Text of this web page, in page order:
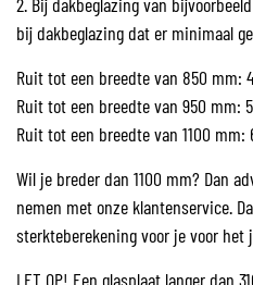
bij dakbeglazing dat er minimaal
Ruit tot een breedte van 850 mm:
Ruit tot een breedte van 950 mm:
Ruit tot een breedte van 1100 mm:
Wil je breder dan 1100 mm? Dan
nemen met onze klantenservice.
sterkteberekening voor je voor het
LET OP! Een glasplaat langer dan